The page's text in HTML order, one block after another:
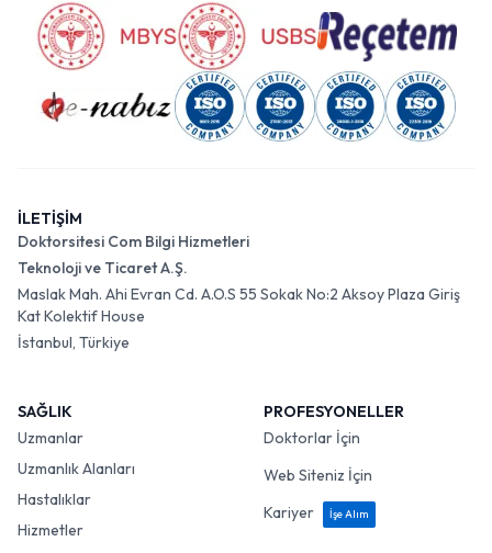
İLETİŞİM
Doktorsitesi Com Bilgi Hizmetleri
Teknoloji ve Ticaret A.Ş.
Maslak Mah. Ahi Evran Cd. A.O.S 55 Sokak No:2 Aksoy Plaza Giriş
Kat Kolektif House
İstanbul, Türkiye
SAĞLIK
Uzmanlar
Uzmanlık Alanları
Hastalıklar
Hizmetler
PROFESYONELLER
Doktorlar İçin
Web Siteniz İçin
Kariyer
İşe Alım